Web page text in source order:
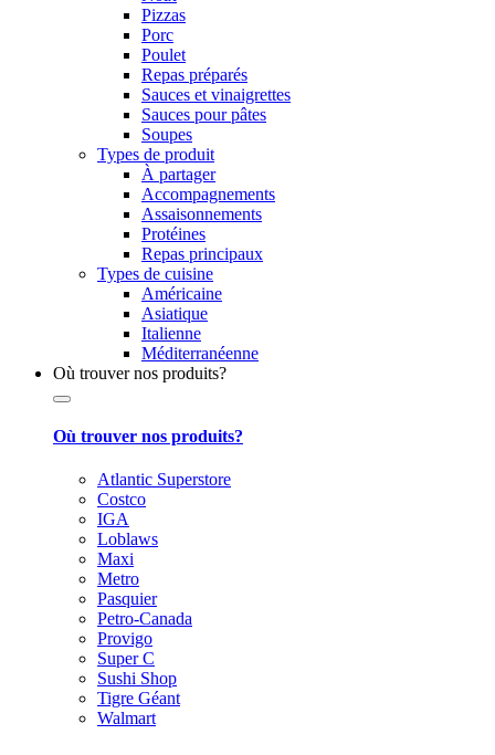
Pizzas
Porc
Poulet
Repas préparés
Sauces et vinaigrettes
Sauces pour pâtes
Soupes
Types de produit
À partager
Accompagnements
Assaisonnements
Protéines
Repas principaux
Types de cuisine
Américaine
Asiatique
Italienne
Méditerranéenne
Où trouver nos produits?
Où trouver nos produits?
Atlantic Superstore
Costco
IGA
Loblaws
Maxi
Metro
Pasquier
Petro-Canada
Provigo
Super C
Sushi Shop
Tigre Géant
Walmart